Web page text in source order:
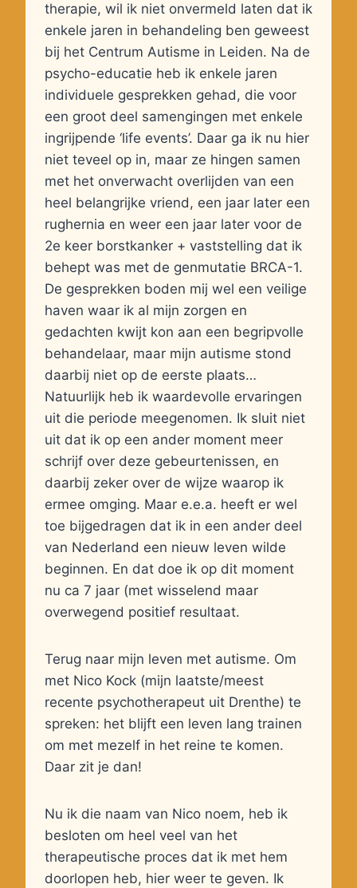
therapie, wil ik niet onvermeld laten dat ik
enkele jaren in behandeling ben geweest
bij het Centrum Autisme in Leiden. Na de
psycho-educatie heb ik enkele jaren
individuele gesprekken gehad, die voor
een groot deel samengingen met enkele
ingrijpende ‘life events’. Daar ga ik nu hier
niet teveel op in, maar ze hingen samen
met het onverwacht overlijden van een
heel belangrijke vriend, een jaar later een
rughernia en weer een jaar later voor de
2e keer borstkanker + vaststelling dat ik
behept was met de genmutatie BRCA-1.
De gesprekken boden mij wel een veilige
haven waar ik al mijn zorgen en
gedachten kwijt kon aan een begripvolle
behandelaar, maar mijn autisme stond
daarbij niet op de eerste plaats…
Natuurlijk heb ik waardevolle ervaringen
uit die periode meegenomen. Ik sluit niet
uit dat ik op een ander moment meer
schrijf over deze gebeurtenissen, en
daarbij zeker over de wijze waarop ik
ermee omging. Maar e.e.a. heeft er wel
toe bijgedragen dat ik in een ander deel
van Nederland een nieuw leven wilde
beginnen. En dat doe ik op dit moment
nu ca 7 jaar (met wisselend maar
overwegend positief resultaat.
Terug naar mijn leven met autisme. Om
met Nico Kock (mijn laatste/meest
recente psychotherapeut uit Drenthe) te
spreken: het blijft een leven lang trainen
om met mezelf in het reine te komen.
Daar zit je dan!
Nu ik die naam van Nico noem, heb ik
besloten om heel veel van het
therapeutische proces dat ik met hem
doorlopen heb, hier weer te geven. Ik